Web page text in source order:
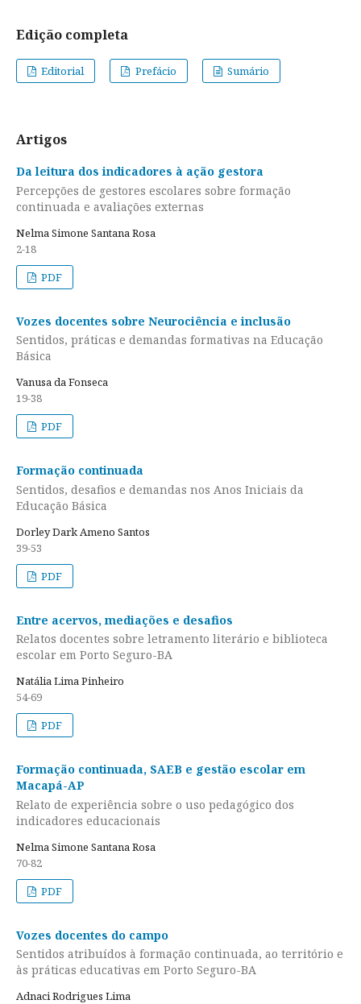
Edição completa
Editorial Prefácio Sumário
Artigos
Da leitura dos indicadores à ação gestora
Percepções de gestores escolares sobre formação
continuada e avaliações externas
Nelma Simone Santana Rosa
2-18
PDF
Vozes docentes sobre Neurociência e inclusão
Sentidos, práticas e demandas formativas na Educação
Básica
Vanusa da Fonseca
19-38
PDF
Formação continuada
Sentidos, desafios e demandas nos Anos Iniciais da
Educação Básica
Dorley Dark Ameno Santos
39-53
PDF
Entre acervos, mediações e desafios
Relatos docentes sobre letramento literário e biblioteca
escolar em Porto Seguro-BA
Natália Lima Pinheiro
54-69
PDF
Formação continuada, SAEB e gestão escolar em
Macapá-AP
Relato de experiência sobre o uso pedagógico dos
indicadores educacionais
Nelma Simone Santana Rosa
70-82
PDF
Vozes docentes do campo
Sentidos atribuídos à formação continuada, ao território e
às práticas educativas em Porto Seguro-BA
Adnaci Rodrigues Lima